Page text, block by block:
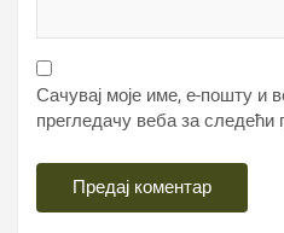
Сачувај моје име, е-пошту и
прегледачу веба за